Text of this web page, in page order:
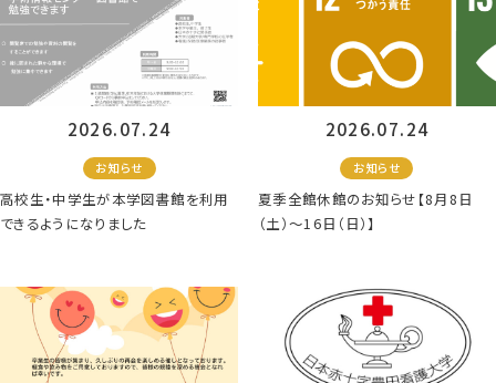
2026.07.24
お知らせ
高校生・中学生が本学図書館を利用
できるようになりました
2026.07.24
お知らせ
夏季全館休館のお知らせ【8月8日
（土）～16日（日）】